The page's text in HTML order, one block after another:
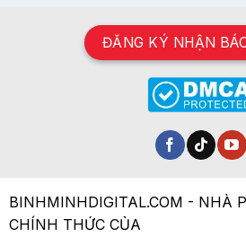
ĐĂNG KÝ NHẬN
BINHMINHDIGITAL.COM - NHÀ
CHÍNH THỨC CỦA